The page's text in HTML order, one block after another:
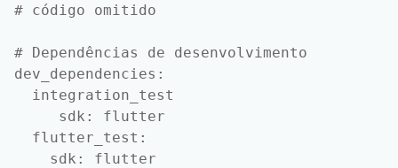
# código omitido
# Dependências de desenvolvimento
dev_dependencies:
  integration_test
     sdk: flutter
  flutter_test:
    sdk: flutter